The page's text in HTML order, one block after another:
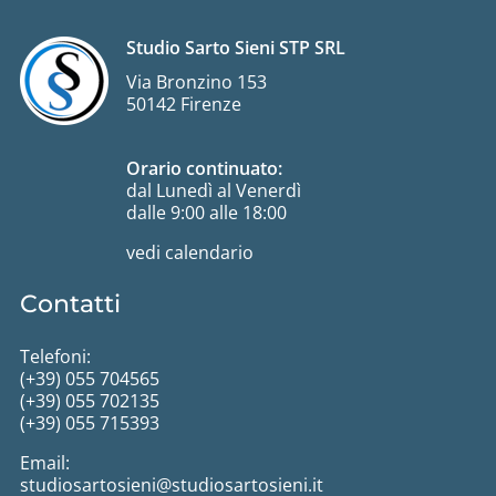
Studio Sarto Sieni STP SRL
Via Bronzino 153
50142 Firenze
Orario continuato:
dal Lunedì al Venerdì
dalle 9:00 alle 18:00
vedi calendario
Contatti
Telefoni:
(+39) 055 704565
(+39) 055 702135
(+39) 055 715393
Email:
studiosartosieni@studiosartosieni.it